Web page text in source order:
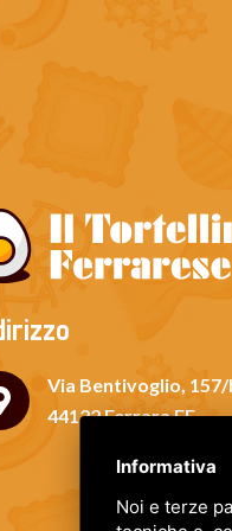
Via Bentivoglio,
44122 Ferrara FE
Informativa
Noi e terze